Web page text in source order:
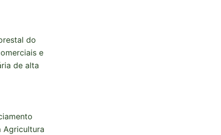
do
e
de alta
Agricultura